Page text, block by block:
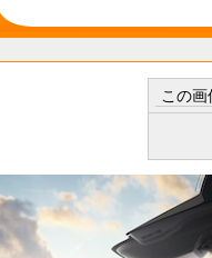
この